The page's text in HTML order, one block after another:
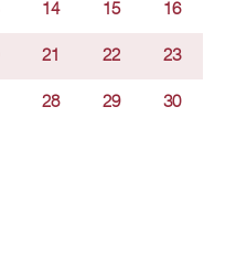
14 15 16
21 22 23
28 29 30